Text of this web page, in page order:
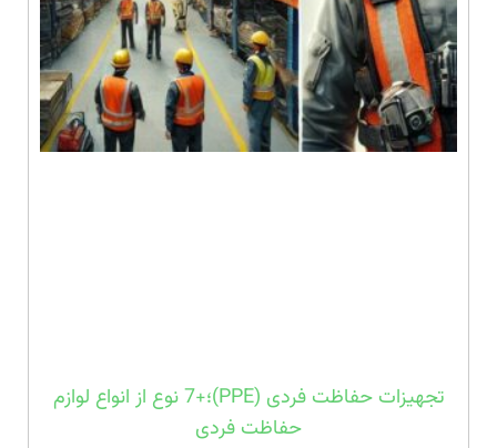
تجهیزات حفاظت فردی (PPE)؛+7 نوع از انواع لوازم
حفاظت فردی